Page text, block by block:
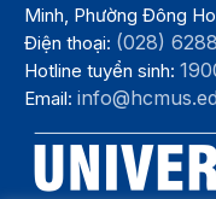
Minh, Phường Đông
Điện thoại: (028)
Hotline tuyển sinh:
Email: